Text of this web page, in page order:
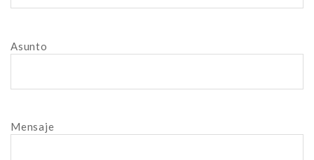
Asunto
Mensaje